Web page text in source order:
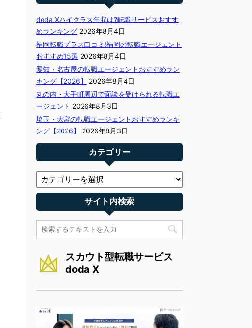
doda Xハイクラス年収は?転職サービスおすす
めランキング 2026年8月4日
福岡転職プラス口コミ!福岡の転職エージェント
おすすめ15選 2026年8月4日
愛知・名古屋の転職エージェントおすすめラン
キング【2026】
2026年8月4日
丸の内・大手町周辺で面談を受けられる転職エ
ージェント 2026年8月3日
埼玉・大宮の転職エージェントおすすめランキ
ング【2026】
2026年8月3日
カテゴリー
サイト内検索
スカウト型転職サービス
doda X